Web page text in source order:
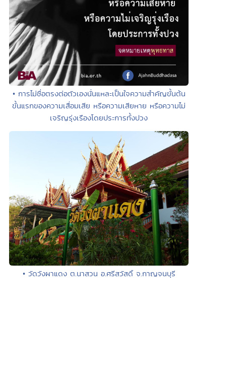
• การไม่ซื่อตรงต่อตัวเองนั่นแหละเป็นใจความสำคัญขั้นต้น
ขั้นแรกของความเสื่อมเสีย หรือความเสียหาย หรือความไม่
เจริญรุ่งเรืองโดยประการทั้งปวง
• วัดวังผาแดง ต.นาสวน อ.ศรีสวัสดิ์ จ.กาญจนบุรี